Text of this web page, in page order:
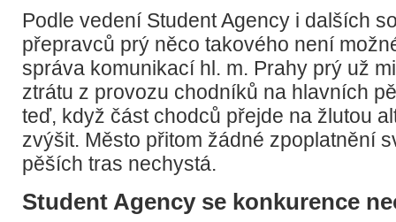
Podle vedení Student Agency i dalších
přepravců prý něco takového není
správa komunikací hl. m. Prahy prý už
ztrátu z provozu chodníků na hlavních
teď, když část chodců přejde na žlutou
zvýšit. Město přitom žádné zpoplatnění
pěších tras nechystá.
Student Agency se konkurence